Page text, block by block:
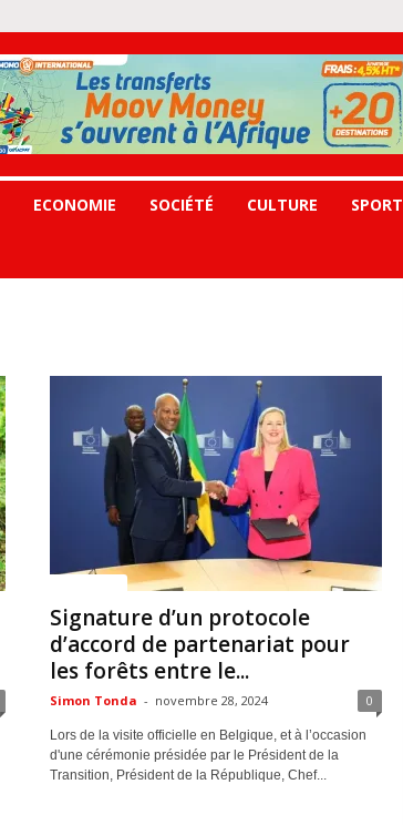
ECONOMIE SOCIÉTÉ CULTURE SPORT
Signature d’un protocole
d’accord de partenariat pour
les forêts entre le...
Simon Tonda - novembre 28, 2024 0
Lors de la visite officielle en Belgique, et à l’occasion
d'une cérémonie présidée par le Président de la
Transition, Président de la République, Chef...